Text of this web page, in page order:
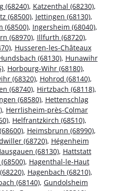
(68240), Katzenthal (68230),
(68500), Jettingen (68130),
(68500), Ingersheim (68040),
(68970), Illfurth (68720),
, Husseren-les-Châteaux
(68130), Hunawihr
, Horbourg-Wihr (68180),
(68320), Hohrod (68140),
(68740), Hirtzbach (68118),
(68580), Hettenschlag
, Herrlisheim-près-Colmar
, Helfrantzkirch (68510),
, Heimsbrunn (68990),
(68720), Hégenheim
(68130), Hattstatt
, Hagenthal-le-Haut
, Hagenbach (68210),
(68140), Gundolsheim